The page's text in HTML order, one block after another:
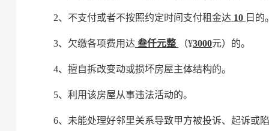
2、不支付或者不按照约定时间 支付租金达 10 日的
3、欠缴各项费用达 叁仟元整 （¥3000元） 的。
4、擅自拆改变动或损坏房屋主体结构的。
5、利用该房屋从事违法活动的。
6、未能处理好邻里关系导致甲方被投诉、起诉或